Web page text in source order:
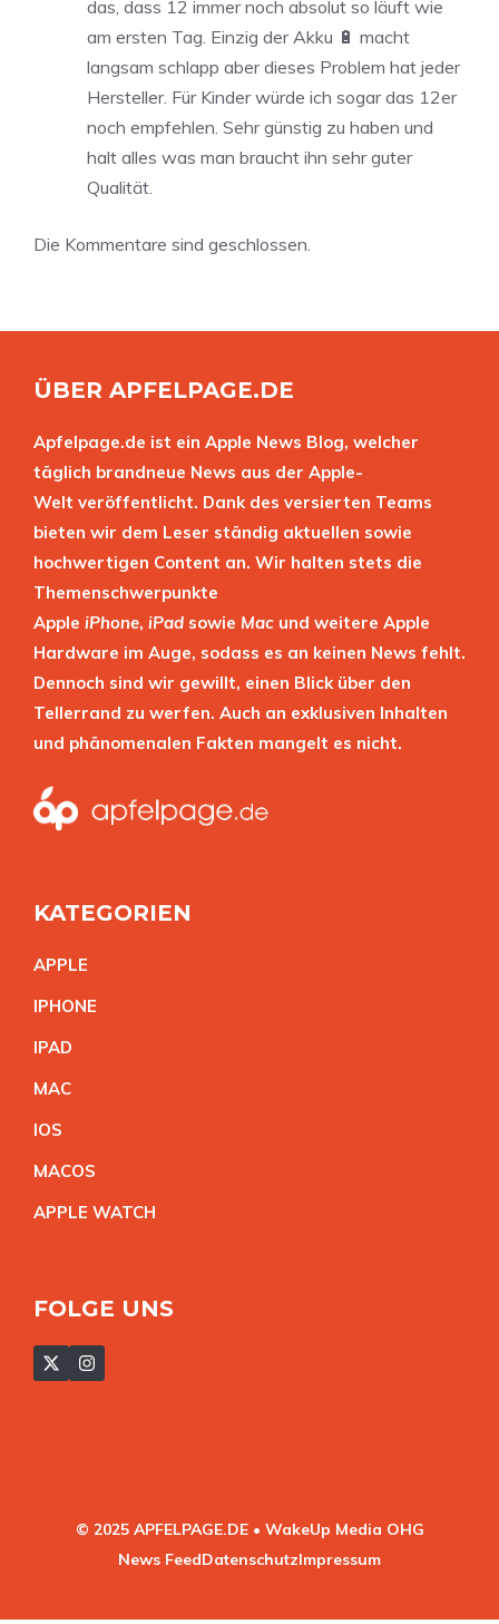
das, dass 12 immer noch absolut so läuft wie
am ersten Tag. Einzig der Akku 🔋 macht
langsam schlapp aber dieses Problem hat jeder
Hersteller. Für Kinder würde ich sogar das 12er
noch empfehlen. Sehr günstig zu haben und
halt alles was man braucht ihn sehr guter
Qualität.
Die Kommentare sind geschlossen.
ÜBER APFELPAGE.DE
Apfelpage.de ist ein Apple News Blog, welcher
täglich brandneue News aus der Apple-
Welt veröffentlicht. Dank des versierten Teams
bieten wir dem Leser ständig aktuellen sowie
hochwertigen Content an. Wir halten stets die
Themenschwerpunkte
Apple iPhone, iPad sowie Mac und weitere Apple
Hardware im Auge, sodass es an keinen News fehlt.
Dennoch sind wir gewillt, einen Blick über den
Tellerrand zu werfen. Auch an exklusiven Inhalten
und phänomenalen Fakten mangelt es nicht.
KATEGORIEN
APPLE
IPHONE
IPAD
MAC
IOS
MACOS
APPLE WATCH
FOLGE UNS
© 2025 APFELPAGE.DE • WakeUp Media OHG
News FeedDatenschutzImpressum